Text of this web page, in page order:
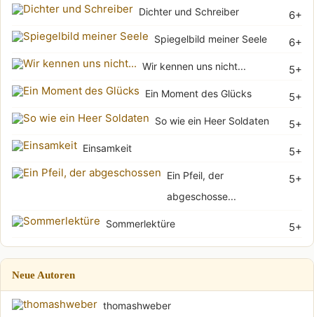
6+
Dichter und Schreiber
6+
Spiegelbild meiner Seele
5+
Wir kennen uns nicht...
5+
Ein Moment des Glücks
5+
So wie ein Heer Soldaten
5+
Einsamkeit
5+
Ein Pfeil, der
abgeschosse...
5+
Sommerlektüre
Neue Autoren
thomashweber